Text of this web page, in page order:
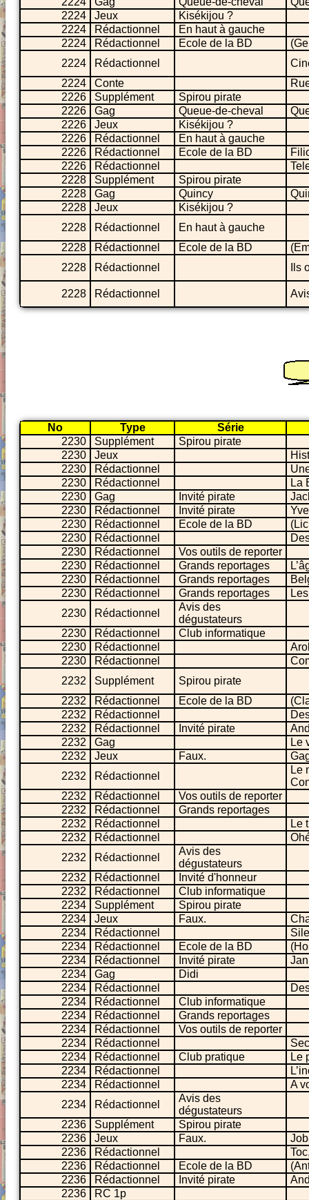
2224
Jeux
Kisékijou ?
2224
Rédactionnel
En haut à gauche
2224
Rédactionnel Ecole de la BD
2224
Rédactionnel
2224
Conte
2226
Supplément
Spirou pirate
2226
Gag Queue-de-cheval
2226
Jeux
Kisékijou ?
2226
Rédactionnel
En haut à gauche
2226
Rédactionnel Ecole de la BD
2226
Rédactionnel
2228
Supplément
Spirou pirate
2228
Gag Quincy
2228
Jeux
Kisékijou ?
2228
Rédactionnel
En haut à gauche
2228
Rédactionnel Ecole de la BD
2228
Rédactionnel Ils
2228 Rédactionnel
No Type
Série
2230
Supplément
Spirou pirate
2230
Jeux
2230
Rédactionnel
2230
Rédactionnel
La
2230
Gag Invité pirate
2230
Rédactionnel Invité pirate
2230
Rédactionnel Ecole de la BD
2230
Rédactionnel
2230
Rédactionnel
Vos outils de reporter
2230
Rédactionnel Grands reportages
2230
Rédactionnel Grands reportages
2230
Rédactionnel Grands reportages
2230
Rédactionnel
Avis des
dégustateurs
2230
Rédactionnel
Club informatique
2230
Rédactionnel
2230
Rédactionnel
2232
Supplément
Spirou pirate
2232
Rédactionnel Ecole de la BD
2232
Rédactionnel
2232
Rédactionnel Invité pirate
2232
Gag
Le
2232
Jeux Faux.
2232
Rédactionnel
Le
2232
Rédactionnel
Vos outils de reporter
2232
Rédactionnel
Grands reportages
2232
Rédactionnel
Le
2232
Rédactionnel
2232
Rédactionnel
Avis des
dégustateurs
2232
Rédactionnel
Invité d'honneur
2232
Rédactionnel
Club informatique
2234
Supplément
Spirou pirate
2234
Jeux Faux.
2234
Rédactionnel
2234
Rédactionnel Ecole de la BD
2234
Rédactionnel Invité pirate
2234
Gag
Didi
2234
Rédactionnel
2234
Rédactionnel
Club informatique
2234
Rédactionnel
Grands reportages
2234
Rédactionnel
Vos outils de reporter
2234
Rédactionnel
2234
Rédactionnel Club pratique
Le
2234
Rédactionnel
2234
Rédactionnel
A
2234
Rédactionnel
Avis des
dégustateurs
2236
Supplément
Spirou pirate
2236
Jeux Faux.
2236
Rédactionnel
2236
Rédactionnel Ecole de la BD
2236
Rédactionnel Invité pirate
2236
RC 1p